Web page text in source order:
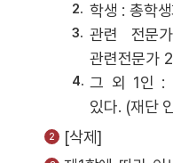
학생 : 총학
관련 전문
관련전문가
그 외 1인 :
있다. (재단
[삭제]